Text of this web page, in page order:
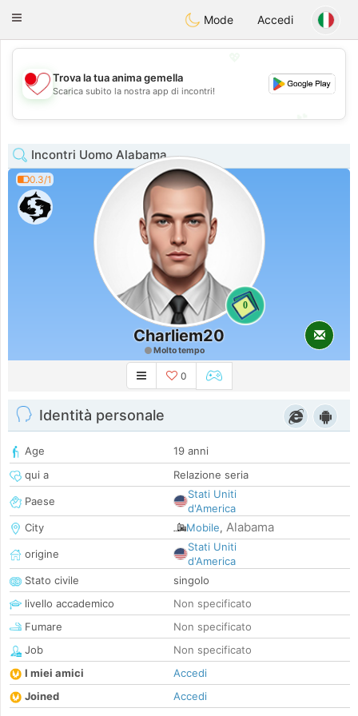
日本Chat
Toggle
Mode Accedi
💖
💕
Trova la tua anima gemella
Scarica subito la nostra app di incontri!
Incontri Uomo Alabama
0.3/1
0
Charliem20
Molto tempo
0
Identità personale
Age
19 anni
qui a
Relazione seria
Paese
Stati Uniti
d'America
City
Mobile, Alabama
origine
Stati Uniti
d'America
Stato civile
singolo
livello accademico
Non specificato
Fumare
Non specificato
Job
Non specificato
I miei amici
Accedi
Joined
Accedi